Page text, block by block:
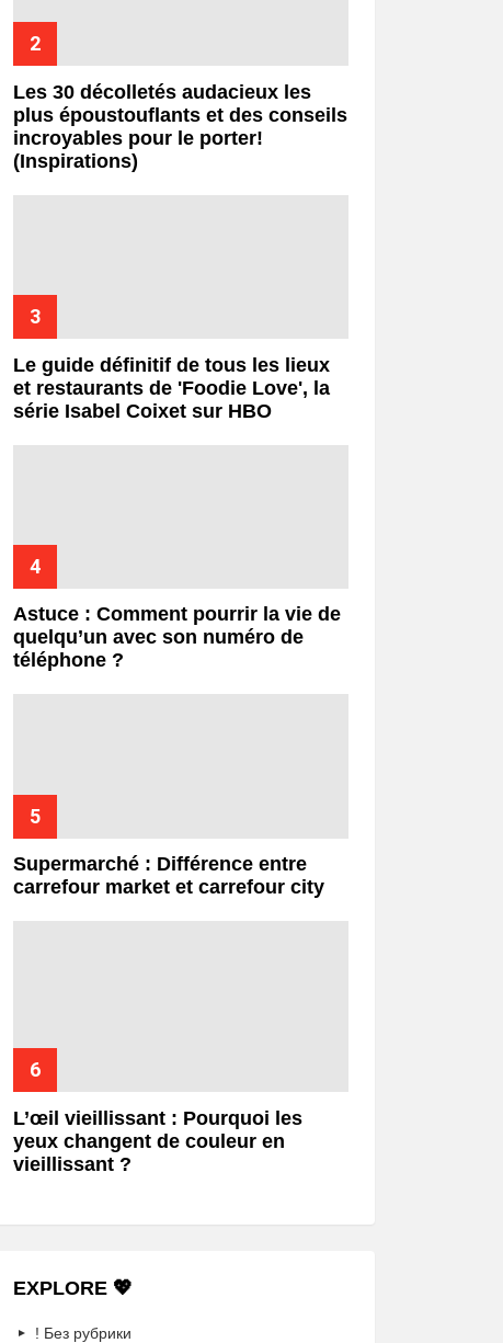
Les 30 décolletés audacieux les
plus époustouflants et des conseils
incroyables pour le porter!
(Inspirations)
Le guide définitif de tous les lieux
et restaurants de 'Foodie Love', la
série Isabel Coixet sur HBO
Astuce : Comment pourrir la vie de
quelqu’un avec son numéro de
téléphone ?
Supermarché : Différence entre
carrefour market et carrefour city
L’œil vieillissant : Pourquoi les
yeux changent de couleur en
vieillissant ?
EXPLORE 💖
! Без рубрики